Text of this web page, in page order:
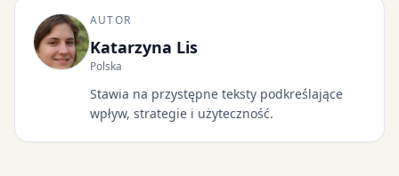
AUTOR
Katarzyna Lis
Polska
Stawia na przystępne teksty podkreślające
wpływ, strategie i użyteczność.